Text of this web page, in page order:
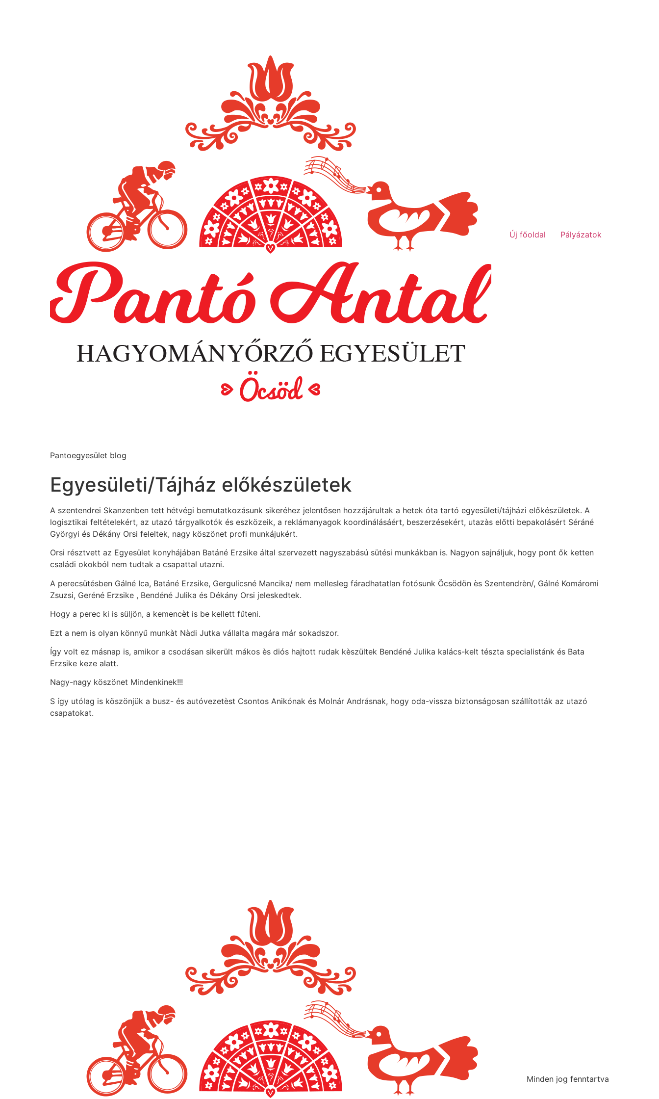
Pantoegyesület blog
Új főoldal Pályázatok
Egyesületi/Tájház előkészületek
A szentendrei Skanzenben tett hétvégi bemutatkozásunk sikeréhez jelentősen hozzájárultak a hetek óta tartó egyesületi/tájházi előkészületek. A
logisztikai feltételekért, az utazó tárgyalkotók és eszközeik, a reklámanyagok koordinálásáért, beszerzésekért, utazàs előtti bepakolásért Séráné
Györgyi és Dékány Orsi feleltek, nagy köszönet profi munkájukért.
Orsi résztvett az Egyesület konyhájában Batáné Erzsike által szervezett nagyszabású sütési munkákban is. Nagyon sajnáljuk, hogy pont ők ketten
családi okokból nem tudtak a csapattal utazni.
A perecsütésben Gálné Ica, Batáné Erzsike, Gergulicsné Mancika/ nem mellesleg fáradhatatlan fotósunk Öcsödön ès Szentendrèn/, Gálné Komáromi
Zsuzsi, Geréné Erzsike , Bendéné Julika és Dékány Orsi jeleskedtek.
Hogy a perec ki is süljön, a kemencèt is be kellett fűteni.
Ezt a nem is olyan könnyű munkàt Nàdi Jutka vállalta magára már sokadszor.
Így volt ez másnap is, amikor a csodásan sikerült mákos ès diós hajtott rudak kèszültek Bendéné Julika kalács-kelt tészta specialistánk és Bata
Erzsike keze alatt.
Nagy-nagy köszönet Mindenkinek!!!
S így utólag is köszönjük a busz- és autóvezetèst Csontos Anikónak és Molnár Andrásnak, hogy oda-vissza biztonságosan szállították az utazó
csapatokat.
Minden jog fenntartva